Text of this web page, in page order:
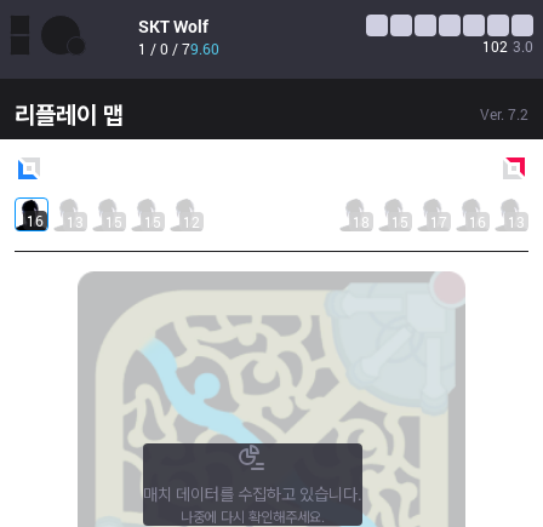
SKTWolf
1 / 0 / 79.60 102 3.0
리플레이 맵 Ver. 7.2
16 13 15 15 12 18 15 17 16 13
매치 데이터를 수집하고 있습니다.
나중에 다시 확인해주세요.